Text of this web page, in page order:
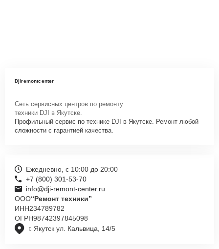
Djiremontcenter
Сеть сервисных центров по ремонту
техники DJI в Якутске.
Профильный сервис по технике DJI в Якутске. Ремонт любой
сложности с гарантией качества.
г. Якутск ул. Кальвица, 14/5
Ежедневно, с 10:00 до 20:00
+7 (800) 301-53-70
info@dji-remont-center.ru
ООО“Ремонт техники”
ИНН234789782
ОГРН98742397845098